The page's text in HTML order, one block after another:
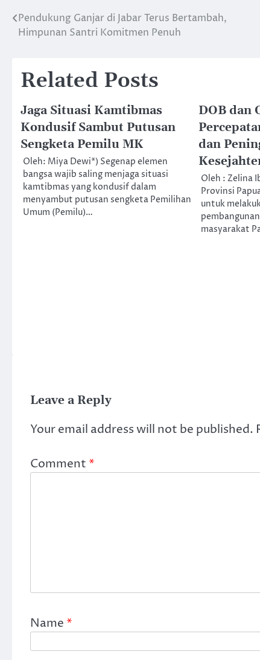
Post
navigation
Pendukung Ganjar di Jabar Terus Bertambah,
Himpunan Santri Komitmen Penuh
Related Posts
Jaga Situasi Kamtibmas
Kondusif Sambut Putusan
Sengketa Pemilu MK
Oleh: Miya Dewi*) Segenap elemen
bangsa wajib saling menjaga situasi
kamtibmas yang kondusif dalam
menyambut putusan sengketa Pemilihan
Umum (Pemilu)…
DOB dan
dan
Oleh : Zelina
Provinsi
untuk
masyarakat
Leave a Reply
Your email address will not be published.
Comment *
Name *